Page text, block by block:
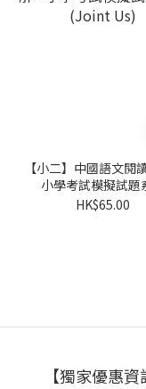
【小二】中國語文閱
小學考試模擬試題
(Joint Us)
HK$65.00
【獨家優惠